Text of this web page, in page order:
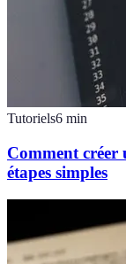
Tutoriels6 min
Comment
étapes simples